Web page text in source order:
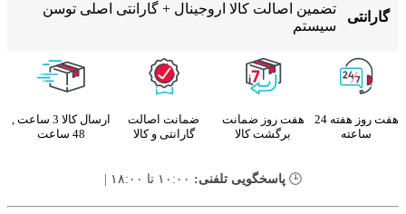
گارانتی
تضمین اصالت کالا اروجینال + گارانتی اصلی توسن
سیستم
هفت روز هفته 24
ساعته
هفت روز ضمانت
برگشت کالا
ضمانت اصالت
گارانتی و کالا
ارسال کالا 3 ساعت ,
48 ساعت
🕒 پاسخگویی تلفنی: